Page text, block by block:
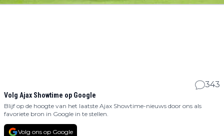
343
Volg Ajax Showtime op Google
Blijf op de hoogte van het laatste Ajax Showtime-nieuws door ons als
favoriete bron in Google in te stellen.
Volg ons op Google